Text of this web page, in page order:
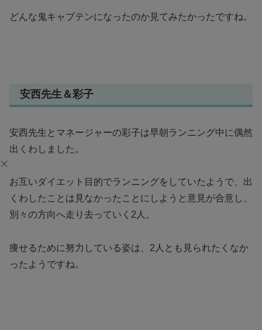
どんな鬼キャプテンになったのか見てみたかったですね。
安西先生＆彩子
安西先生とマネージャーの彩子は早朝ランニング中に偶然
出くわしました。
お互いダイエット目的でランニングをしていたようで、出
くわしたことは見なかったことにしようと意見が合意し、
別々の方向へ走り去っていく2人。
痩せるために努力している姿は、2人とも見られたくなか
ったようですね。